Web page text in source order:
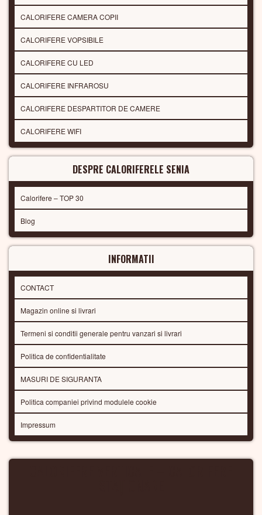
CALORIFERE CAMERA COPII
CALORIFERE VOPSIBILE
CALORIFERE CU LED
CALORIFERE INFRAROSU
CALORIFERE DESPARTITOR DE CAMERE
CALORIFERE WIFI
DESPRE CALORIFERELE SENIA
Calorifere – TOP 30
Blog
INFORMATII
CONTACT
Magazin online si livrari
Termeni si conditii generale pentru vanzari si livrari
Politica de confidentialitate
MASURI DE SIGURANTA
Politica companiei privind modulele cookie
Impressum